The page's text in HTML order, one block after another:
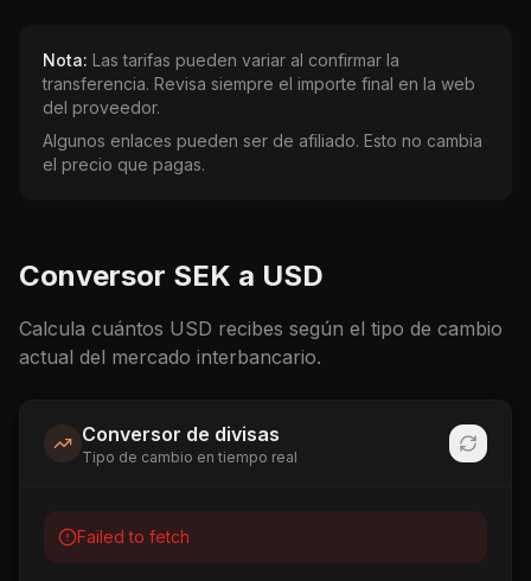
Nota: Las tarifas pueden variar al confirmar la
transferencia. Revisa siempre el importe final en la web
del proveedor.
Algunos enlaces pueden ser de afiliado. Esto no cambia
el precio que pagas.
Conversor SEK a USD
Calcula cuántos USD recibes según el tipo de cambio
actual del mercado interbancario.
Conversor de divisas
Tipo de cambio en tiempo real
Failed to fetch